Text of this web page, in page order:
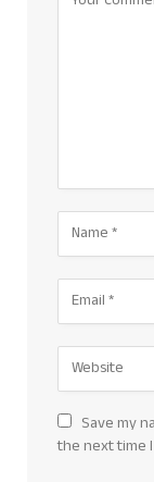
Save my
the next time